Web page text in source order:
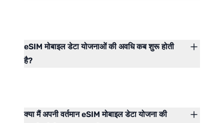
eSIM मोबाइल डेटा योजनाओं की अवधि कब शुरू होती
है?
क्या मैं अपनी वर्तमान eSIM मोबाइल डेटा योजना की